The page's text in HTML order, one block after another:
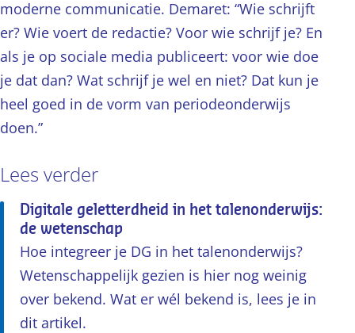
moderne communicatie. Demaret: “Wie schrijft
er? Wie voert de redactie? Voor wie schrijf je? En
als je op sociale media publiceert: voor wie doe
je dat dan? Wat schrijf je wel en niet? Dat kun je
heel goed in de vorm van periodeonderwijs
doen.”
Lees verder
Digitale geletterdheid in het talenonderwijs:
de wetenschap
Hoe integreer je DG in het talenonderwijs?
Wetenschappelijk gezien is hier nog weinig
over bekend. Wat er wél bekend is, lees je in
dit artikel.